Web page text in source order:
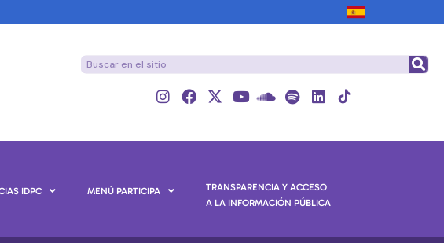
IDPC MENÚ PARTICIPA
TRANSPARENCIA Y ACCESO
A LA INFORMACIÓN PÚBLICA